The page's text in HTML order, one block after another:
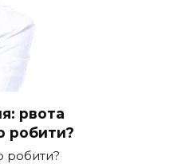
рвота
робити?
робити?